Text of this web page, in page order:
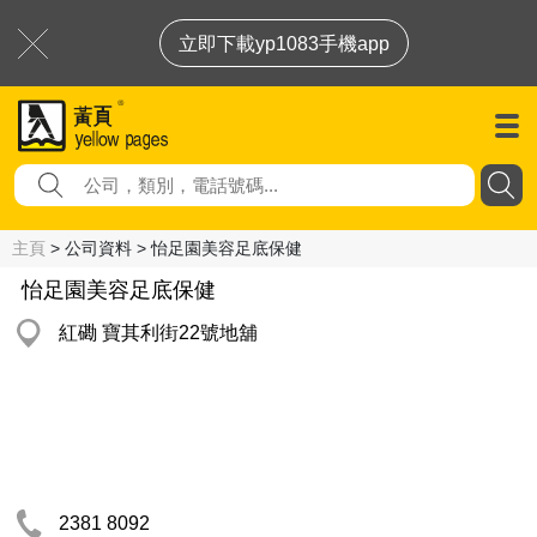
立即下載yp1083手機app
主頁 > 公司資料 > 怡足園美容足底保健
怡足園美容足底保健
紅磡 寶其利街22號地舖
2381 8092